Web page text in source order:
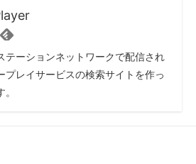
R
d
テーションネットワークで配信され
プレイサービスの検索サイトを作っ